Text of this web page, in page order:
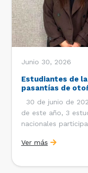
Junio 30, 2026
Estudiantes de la
pasantías de
30 de junio de
de este año, 3
nacionales
Comercio de
Ver más